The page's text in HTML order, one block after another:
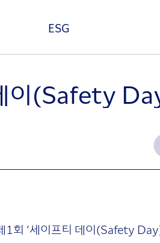
ESG
이(Safety
‘세이프티 데이(Safety